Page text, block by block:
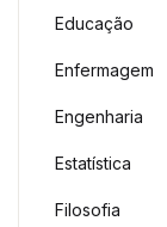
Educação
Enfermagem
Engenharia
Estatística
Filosofia